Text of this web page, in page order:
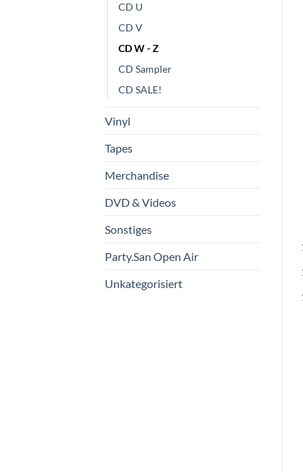
CD U
CD V
CD W - Z
CD Sampler
CD SALE!
Vinyl
Tapes
Merchandise
DVD & Videos
Sonstiges
Party.San Open Air
Unkategorisiert